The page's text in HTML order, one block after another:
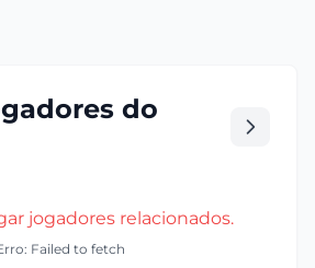
do
jogadores relacionados.
Failed to fetch